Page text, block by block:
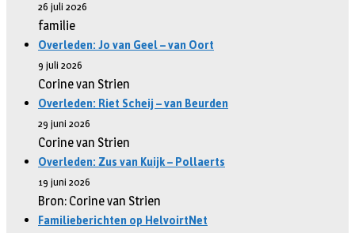
26 juli 2026
familie
Overleden: Jo van Geel – van Oort
9 juli 2026
Corine van Strien
Overleden: Riet Scheij – van Beurden
29 juni 2026
Corine van Strien
Overleden: Zus van Kuijk – Pollaerts
19 juni 2026
Bron: Corine van Strien
Familieberichten op HelvoirtNet